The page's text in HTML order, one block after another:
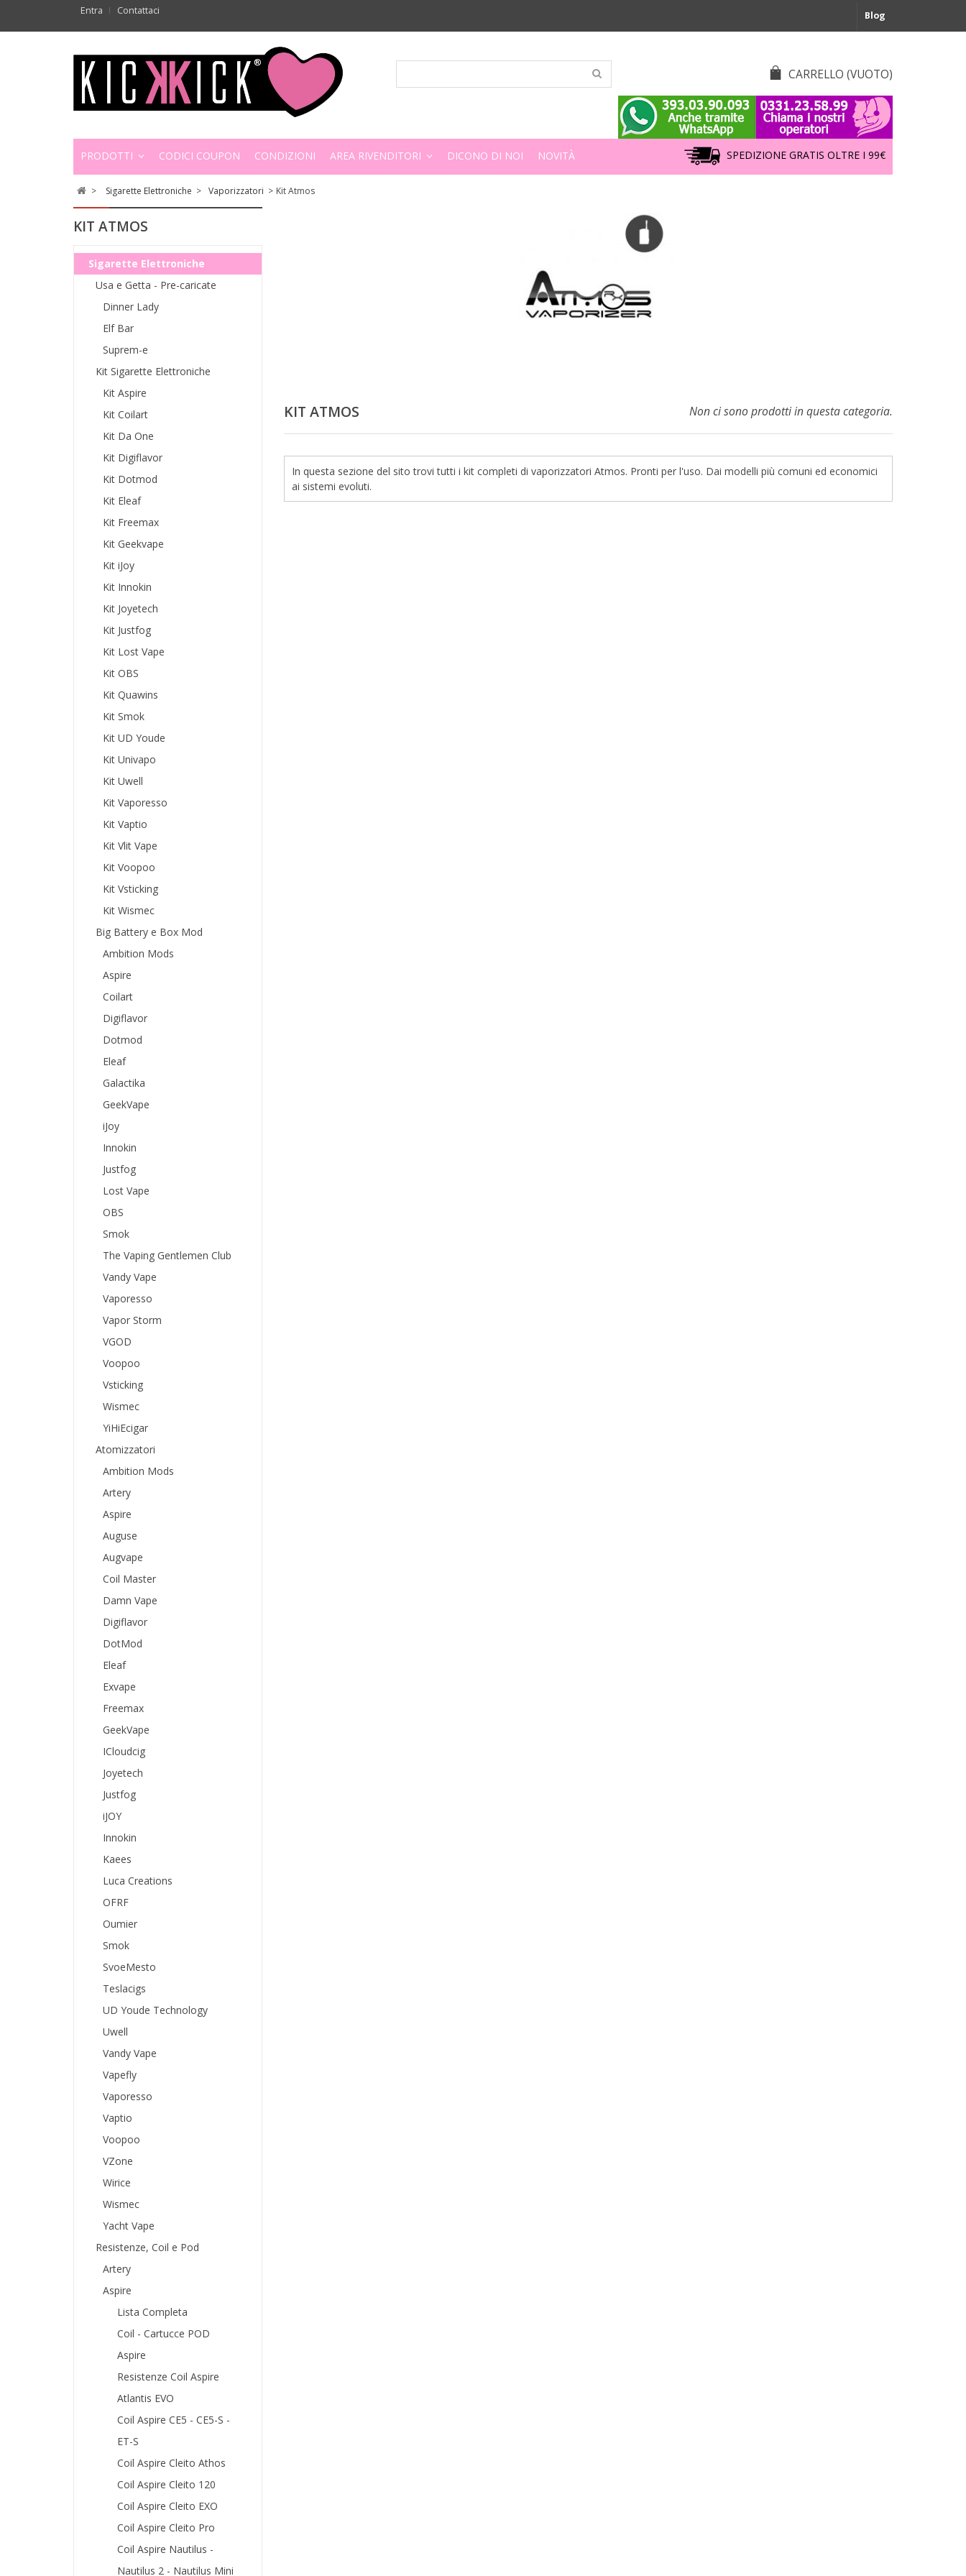
Entra Contattaci Blog
CARRELLO (VUOTO)
PRODOTTI CODICI COUPON CONDIZIONI AREA RIVENDITORI DICONO DI NOI NOVITÀ SPEDIZIONE GRATIS OLTRE I 99€
> Sigarette Elettroniche > Vaporizzatori > Kit Atmos
KIT ATMOS
Sigarette Elettroniche
Usa e Getta - Pre-caricate
Dinner Lady
Elf Bar
Suprem-e
Kit Sigarette Elettroniche
Kit Aspire
Kit Coilart
Kit Da One
Kit Digiflavor
Kit Dotmod
Kit Eleaf
Kit Freemax
Kit Geekvape
Kit iJoy
Kit Innokin
Kit Joyetech
Kit Justfog
Kit Lost Vape
Kit OBS
Kit Quawins
Kit Smok
Kit UD Youde
Kit Univapo
Kit Uwell
Kit Vaporesso
Kit Vaptio
Kit Vlit Vape
Kit Voopoo
Kit Vsticking
Kit Wismec
Big Battery e Box Mod
Ambition Mods
Aspire
Coilart
Digiflavor
Dotmod
Eleaf
Galactika
GeekVape
iJoy
Innokin
Justfog
Lost Vape
OBS
Smok
The Vaping Gentlemen Club
Vandy Vape
Vaporesso
Vapor Storm
VGOD
Voopoo
Vsticking
Wismec
YiHiEcigar
Atomizzatori
Ambition Mods
Artery
Aspire
Auguse
Augvape
Coil Master
Damn Vape
Digiflavor
DotMod
Eleaf
Exvape
Freemax
GeekVape
ICloudcig
Joyetech
Justfog
iJOY
Innokin
Kaees
Luca Creations
OFRF
Oumier
Smok
SvoeMesto
Teslacigs
UD Youde Technology
Uwell
Vandy Vape
Vapefly
Vaporesso
Vaptio
Voopoo
VZone
Wirice
Wismec
Yacht Vape
Resistenze, Coil e Pod
Artery
Aspire
Lista Completa
Coil - Cartucce POD
Aspire
Resistenze Coil Aspire
Atlantis EVO
Coil Aspire CE5 - CE5-S -
ET-S
Coil Aspire Cleito Athos
Coil Aspire Cleito 120
Coil Aspire Cleito EXO
Coil Aspire Cleito Pro
Coil Aspire Nautilus -
Nautilus 2 - Nautilus Mini
KIT ATMOS Non ci sono prodotti in questa categoria.
In questa sezione del sito trovi tutti i kit completi di vaporizzatori Atmos. Pronti per l'uso. Dai modelli più comuni ed economici
ai sistemi evoluti.